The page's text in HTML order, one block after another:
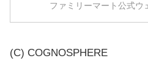
ファミリーマート公式ウ
(C) COGNOSPHERE